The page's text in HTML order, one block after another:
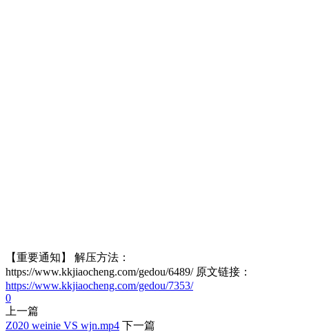
【重要通知】 解压方法：
https://www.kkjiaocheng.com/gedou/6489/ 原文链接：
https://www.kkjiaocheng.com/gedou/7353/
0
上一篇
Z020 weinie VS wjn.mp4 下一篇